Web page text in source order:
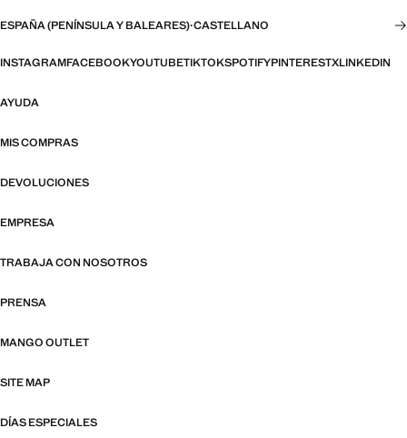
ESPAÑA (PENÍNSULA Y BALEARES)·CASTELLANO
INSTAGRAMFACEBOOKYOUTUBETIKTOKSPOTIFYPINTERESTXLINKEDIN
AYUDA
MIS COMPRAS
DEVOLUCIONES
EMPRESA
TRABAJA CON NOSOTROS
PRENSA
MANGO OUTLET
SITE MAP
DÍAS ESPECIALES